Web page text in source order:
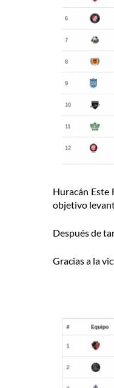
Huracán Este
objetivo
Después de
Gracias a la